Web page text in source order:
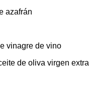
azafrán
vinagre de vino
de oliva virgen extra